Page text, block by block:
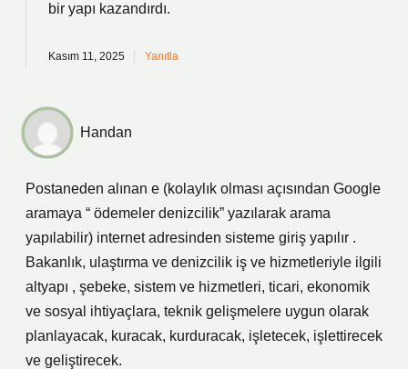
bir yapı kazandırdı.
Kasım 11, 2025 Yanıtla
Handan
Postaneden alınan e (kolaylık olması açısından Google
aramaya “ ödemeler denizcilik” yazılarak arama
yapılabilir) internet adresinden sisteme giriş yapılır .
Bakanlık, ulaştırma ve denizcilik iş ve hizmetleriyle ilgili
altyapı , şebeke, sistem ve hizmetleri, ticari, ekonomik
ve sosyal ihtiyaçlara, teknik gelişmelere uygun olarak
planlayacak, kuracak, kurduracak, işletecek, işlettirecek
ve geliştirecek.